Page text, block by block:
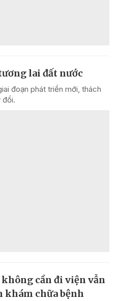
lai đất nước
đoạn phát triển mới, thách
đổi.
cần đi viện vẫn
khám chữa bệnh